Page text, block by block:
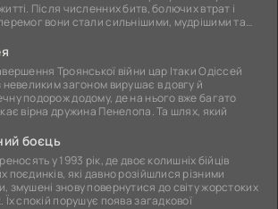
Після численних битв, болючих втрат і
вони стали сильнішими, мудрішими та
Троянської війни цар Ітаки Одіссей
невеликим загоном вирушає в довгу й
подорож додому, де на нього вже багато
вірна дружина Пенелопа. Та шлях, який
боєць
у 1993 рік, де двоє колишніх бійців
поєдинків, які давно розійшлися різними
змушені знову повернутися до світу жорстоких
Їх спокій порушує поява загадкової